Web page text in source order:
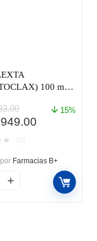
100 mg
es:
15%
★
Farmacias B+